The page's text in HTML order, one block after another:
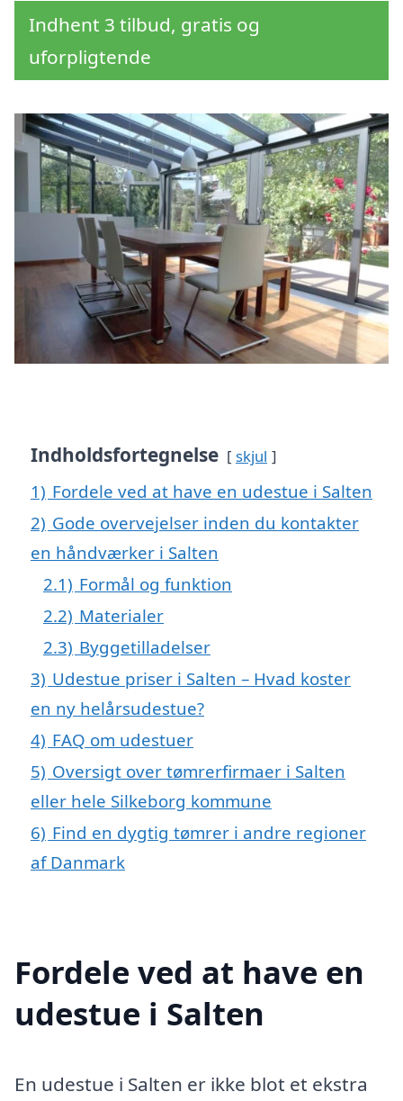
Indhent 3 tilbud, gratis og
uforpligtende
Indholdsfortegnelse skjul
1) Fordele ved at have en udestue i Salten
2) Gode overvejelser inden du kontakter
en håndværker i Salten
2.1) Formål og funktion
2.2) Materialer
2.3) Byggetilladelser
3) Udestue priser i Salten – Hvad koster
en ny helårsudestue?
4) FAQ om udestuer
5) Oversigt over tømrerfirmaer i Salten
eller hele Silkeborg kommune
6) Find en dygtig tømrer i andre regioner
af Danmark
Fordele ved at have en
udestue i Salten
En udestue i Salten er ikke blot et ekstra